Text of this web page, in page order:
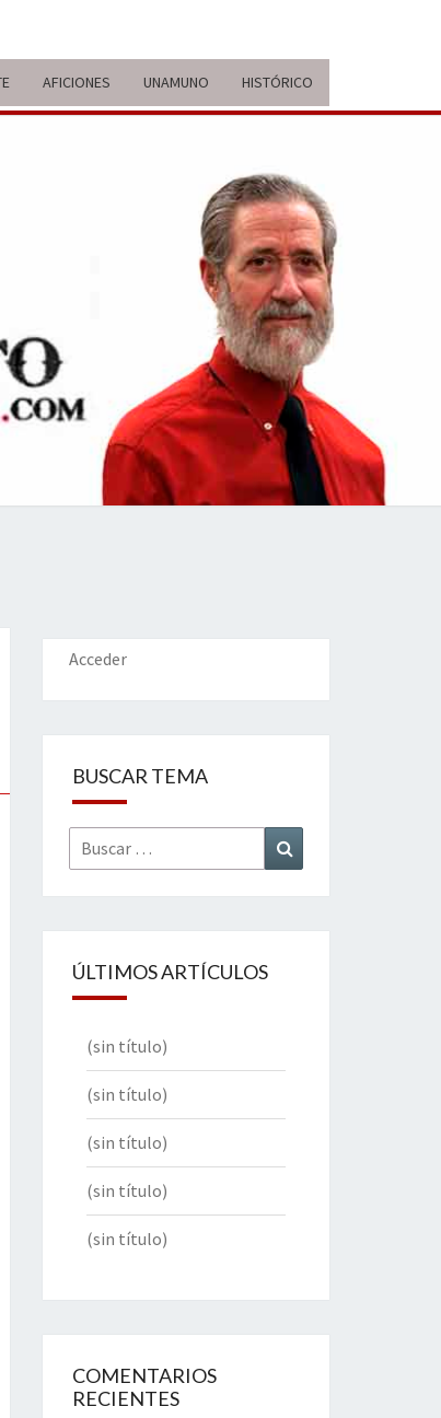
AFICIONES UNAMUNO HISTÓRICO
Y
Acceder
BUSCAR TEMA
Buscar
por:
ÚLTIMOS ARTÍCULOS
(sin título)
(sin título)
(sin título)
(sin título)
(sin título)
COMENTARIOS
RECIENTES